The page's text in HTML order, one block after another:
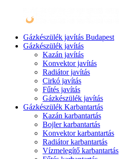
Gázkészülék javítás Budapest
Gázkészülék javítás
Kazán javítás
Konvektor javítás
Radiátor javítás
Cirkó javítás
Fűtés javítás
Gázkészülék javítás
Gázkészülék Karbantartás
Kazán karbantartás
Bojler karbantartás
Konvektor karbantartás
Radiátor karbantartás
Vízmelegítő karbantartás